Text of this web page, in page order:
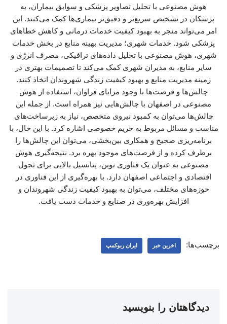
هوش مصنوعی با تحلیل تصاویر پزشکی و سوابق بیماران، به
پزشکان در تشخیص سریع‌تر و دقیق‌تر بیماری‌ها کمک می‌کنند. این
امر می‌تواند منجر به بهبود کیفیت خدمات درمانی و کاهش خطاهای
پزشکی شود. خدمات شهری؛ مدیریت بهینه منابع در بخش خدمات
شهری، هوش مصنوعی با تحلیل داده‌های ترافیکی، مصرف انرژی و
سایر منابع، به مدیران شهری کمک می‌کند تا تصمیمات بهتری در
زمینه مدیریت منابع و بهبود کیفیت زندگی شهروندان اتخاذ کنند.
چالش‌ها و فرصت‌ها با وجود مزایای فراوان، استفاده از هوش
مصنوعی در اصفهان با چالش‌هایی نیز همراه است. از جمله این
چالش‌ها می‌توان به کمبود نیروی متخصص، نیاز به زیرساخت‌های
مناسب و مسائل مربوط به حریم خصوصی اشاره کرد. با این حال، با
برنامه‌ریزی صحیح و همکاری بین‌بخشی، می‌توان این چالش‌ها را
برطرف کرده و از فرصت‌های موجود بهره برد. نتیجه‌گیری هوش
مصنوعی به عنوان یک فناوری نوین، پتانسیل بالایی برای تحول
اقتصادی و اجتماعی اصفهان دارد. با بهره‌گیری از این فناوری در
حوزه‌های مختلف، می‌توان به بهبود کیفیت زندگی شهروندان و
افزایش بهره‌وری در صنایع و خدمات دست یافت.
برچسب‌ها: اخرین خبر ایران ربوکمپ
دیدگاهتان را بنویسید